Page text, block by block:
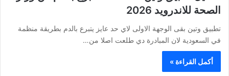
الصحة للاندرويد 2026
تطبيق وتين بقى الوجهة الاولى لاي حد عايز يتبرع بالدم بطريقة منظمة
في السعودية لان المبادرة دي طلعت اصلا من…
أكمل القراءة »